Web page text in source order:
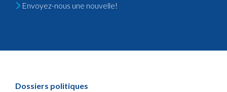
Envoyez-nous une nouvelle!
Dossiers politiques